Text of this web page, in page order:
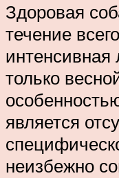
Здоровая
течение
интенсивная
только
является
неизбежно